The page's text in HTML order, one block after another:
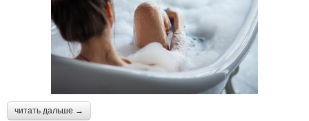
читать дальше →